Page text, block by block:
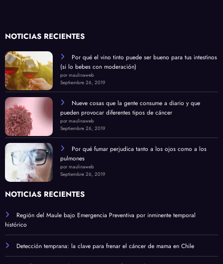
NOTICIAS RECIENTES
Por qué el vino tinto puede ser bueno para tus intestinos
(si lo bebes con moderación)
por maulinaweb
Septiembre 26, 2019
Nueve cosas que la gente consume a diario y que
pueden provocar diferentes tipos de cáncer
por maulinaweb
Septiembre 26, 2019
Por qué fumar perjudica tanto a los ojos como a los
pulmones
por maulinaweb
Septiembre 26, 2019
NOTICIAS RECIENTES
Región del Maule bajo Emergencia Preventiva por inminente temporal
histórico
Detección temprana: la clave para frenar el cáncer de mama en Chile